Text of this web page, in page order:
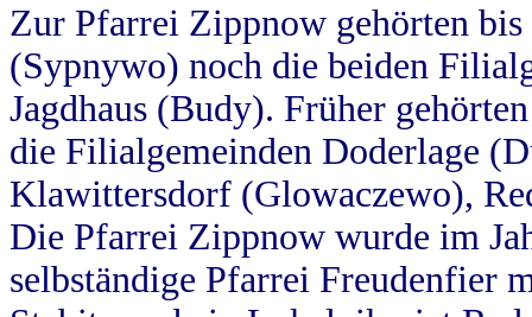
Zur Pfarrei Zippnow gehörten
(Sypnywo) noch die beiden
Jagdhaus (Budy). Früher
die Filialgemeinden Doderlage
Klawittersdorf (Glowaczewo),
Die Pfarrei Zippnow wurde im
selbständige Pfarrei Freudenfier